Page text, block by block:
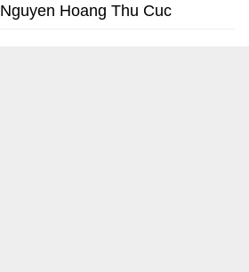
Nguyen Hoang Thu Cuc